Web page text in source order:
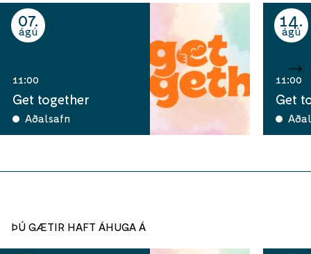
07
ágú
11:00
Get together
Aðalsafn
14
ágú
11:00
Get
ÞÚ GÆTIR HAFT ÁHUGA Á